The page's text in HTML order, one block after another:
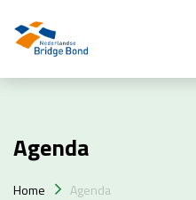
Agenda
Home Agenda